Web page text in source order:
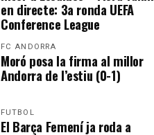
en directe: 3a ronda UEFA
Conference League
FC ANDORRA
Moró posa la firma al millor
Andorra de l’estiu (0-1)
FUTBOL
El Barça Femení ja roda a